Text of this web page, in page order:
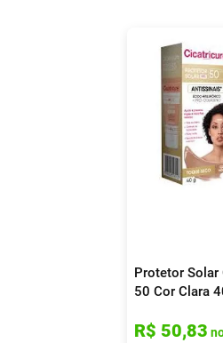
Protetor Solar
50 Cor Clara
R$ 50,83